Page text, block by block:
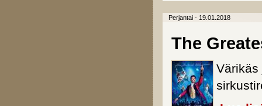
Perjantai - 19.01.2018
The